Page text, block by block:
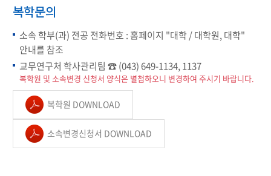
복학문의
소속 학부(과) 전공 전화번호 : 홈페이지 "대학 / 대학원, 대학"
안내를 참조
교무연구처 학사관리팀 ☎ (043) 649-1134, 1137
복학원 및 소속변경 신청서 양식은 별첨하오니 변경하여 주시기 바랍니다.
복학원 DOWNLOAD
소속변경신청서 DOWNLOAD